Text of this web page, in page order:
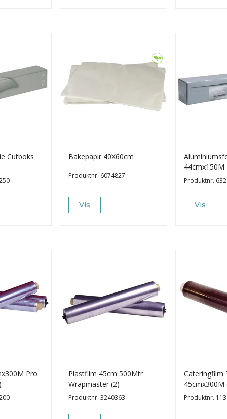
Cutboks Bakepapir 40X60cm
Produktnr. 6074827
Vis
44cmx150M
Produktnr.
Vis
Pro
Plastfilm 45cm 500Mtr
Wrapmaster (2)
Produktnr. 3240363
Cateringfilm
45cmx300M
Produktnr.